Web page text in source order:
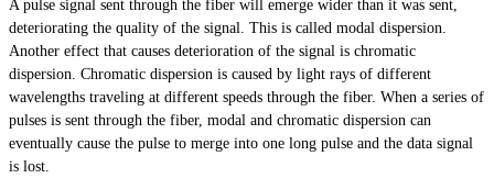
A pulse signal sent through the fiber will emerge wider than it was sent,
deteriorating the quality of the signal. This is called modal dispersion.
Another effect that causes deterioration of the signal is chromatic
dispersion. Chromatic dispersion is caused by light rays of different
wavelengths traveling at different speeds through the fiber. When a series of
pulses is sent through the fiber, modal and chromatic dispersion can
eventually cause the pulse to merge into one long pulse and the data signal
is lost.